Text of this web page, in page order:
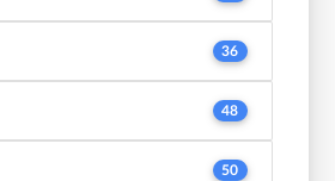
36
48
50